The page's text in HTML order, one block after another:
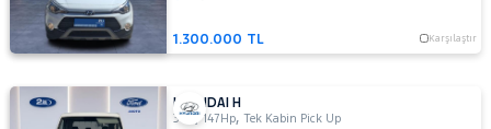
1.300.000 TL Karşılaştır
HYUNDAI H
350,147Hp,Tek Kabin Pick Up